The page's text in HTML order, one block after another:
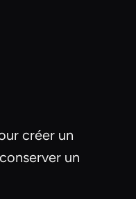
créer un
un